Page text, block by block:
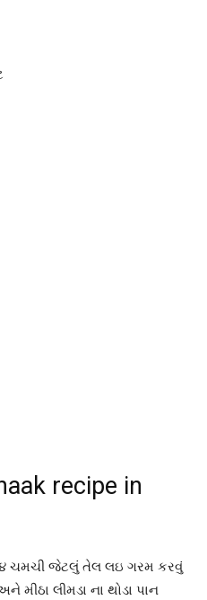
recipe in
ચમચી જેટલું તેલ લઇ ગરમ કરવું
મીઠા લીમડા ના થોડા પાન